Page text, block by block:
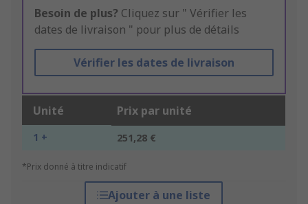
Besoin de plus? Cliquez sur " Vérifier les
dates de livraison " pour plus de détails
Vérifier les dates de livraison
Unité Prix par unité
1 + 251,28 €
*Prix donné à titre indicatif
Ajouter à une liste